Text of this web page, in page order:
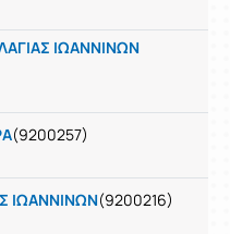
ΙΩΑΝΝΙΝΩΝ
(9200257)
ΙΩΑΝΝΙΝΩΝ(9200216)